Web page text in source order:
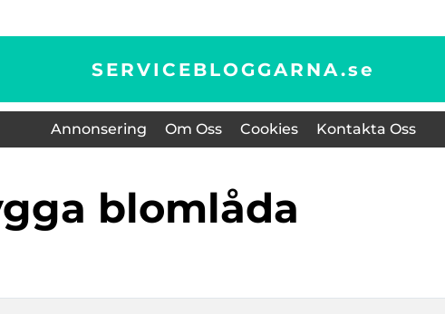
SERVICEBLOGGARNA.se
Annonsering Om Oss Cookies Kontakta Oss
blomlåda